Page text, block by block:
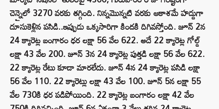
చెన్నైలో 3270 వరకు తగ్గింది. నిన్నమొన్నటి వరకు ఆకాశమే హద్దుగా
దూసుకెళ్లిన పసిడి..ఇప్పుడు ఒక్కసారిగా కిందకి దిగివస్తోంది. జూన్ 2న
24 క్యారెట్ల బంగారం ధర లక్షా 56 వేల 622. అదే 22 క్యారెట్ల గోల్డ్
లక్షా 43 వేల 200. జూన్ 3న 24 క్యారెట్ల పుత్తడి లక్షా 56 వేల 622.
22 క్యారెట్ల రేటు కూడా మారలేదు. జూన్ 4న 24 క్యారెట్ల పసిడి లక్షా
56 వేల 110. 22 క్యారెట్లు లక్షా 43 వేల 100. జూన్ 5న లక్షా 55
వేల 730కి ధర పడిపోయింది. 22 క్యారెట్ల బంగారం లక్షా 42 వేల